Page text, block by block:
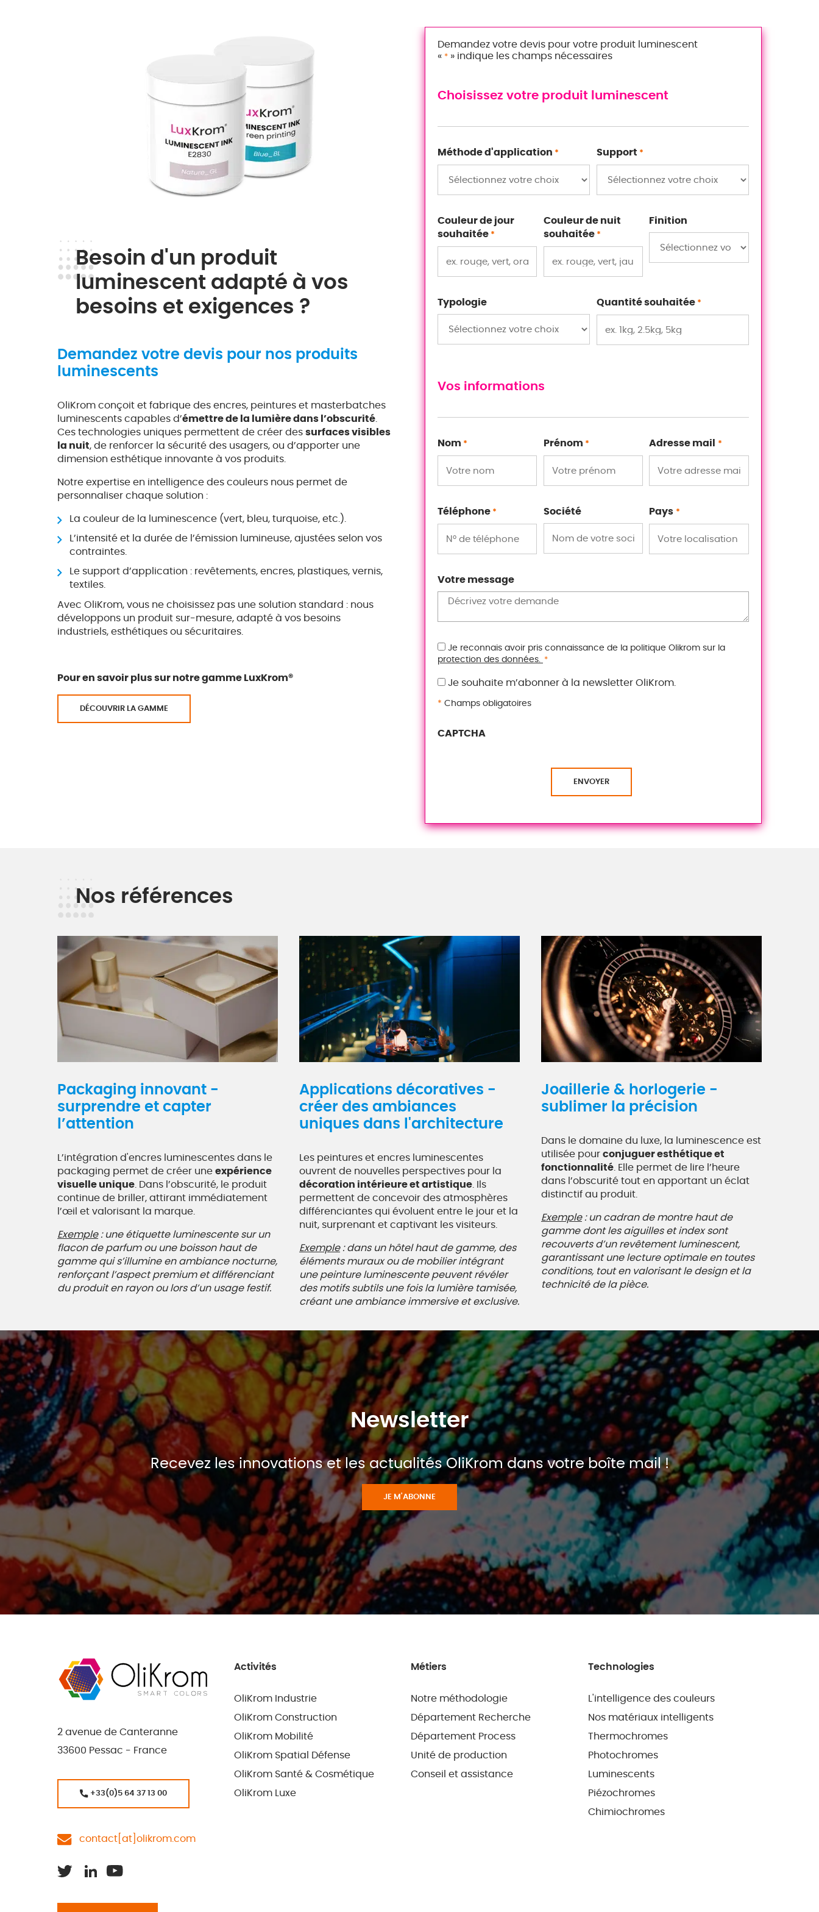
Besoin d'un produit
luminescent adapté à vos
besoins et exigences ?
Demandez votre devis pour nos produits
luminescents
OliKrom conçoit et fabrique des encres, peintures et masterbatches
luminescents capables d’émettre de la lumière dans l’obscurité.
Ces technologies uniques permettent de créer dessurfaces visibles
la nuit, de renforcer la sécurité des usagers, ou d’apporter une
dimension esthétique innovante à vos produits.
Notre expertise en intelligence des couleurs nous permet de
personnaliser chaque solution :
La couleur de la luminescence (vert, bleu, turquoise, etc.).
L’intensité et la durée de l’émission lumineuse, ajustées selon vos
contraintes.
Le support d’application : revêtements, encres, plastiques, vernis,
textiles.
Avec OliKrom, vous ne choisissez pas une solution standard : nous
développons un produit sur-mesure, adapté à vos besoins
industriels, esthétiques ou sécuritaires.
Pour en savoir plus sur notre gamme LuxKrom®
DÉCOUVRIR LA GAMME
Demandez votre devis pour votre produit luminescent
« * » indique les champs nécessaires
Choisissez votre produit luminescent
Méthode d'application * Support *
Couleur de jour
souhaitée *
Couleur de nuit
souhaitée *
Finition
Typologie Quantité souhaitée *
Vos informations
Nom * Prénom * Adresse mail *
Téléphone * Société Pays *
Votre message
RGPD
*
Je reconnais avoir pris connaissance de la politique Olikrom sur la
protection des données. *
Je souhaite m’abonner à la newsletter OliKrom.
* Champs obligatoires
CAPTCHA
ENVOYER
Nos références
Packaging innovant -
surprendre et capter
l’attention
L’intégration d'encres luminescentes dans le
packaging permet de créer uneexpérience
visuelle unique . Dans l’obscurité, le produit
continue de briller, attirant immédiatement
l’œil et valorisant la marque.
Exemple: une étiquette luminescente sur un
flacon de parfum ou une boisson haut de
gamme qui s’illumine en ambiance nocturne,
renforçant l’aspect premium et différenciant
du produit en rayon ou lors d’un usage festif.
Applications décoratives -
créer des ambiances
uniques dans l'architecture
Les peintures et encres luminescentes
ouvrent de nouvelles perspectives pour la
décoration intérieure et artistique . Ils
permettent de concevoir des atmosphères
différenciantes qui évoluent entre le jour et la
nuit, surprenant et captivant les visiteurs.
Exemple: dans un hôtel haut de gamme, des
éléments muraux ou de mobilier intégrant
une peinture luminescente peuvent révéler
des motifs subtils une fois la lumière tamisée,
créant une ambiance immersive et exclusive.
Joaillerie & horlogerie -
sublimer la précision
Dans le domaine du luxe, la luminescence est
utilisée pour conjuguer esthétique et
fonctionnalité. Elle permet de lire l’heure
dans l’obscurité tout en apportant un éclat
distinctif au produit.
Exemple: un cadran de montre haut de
gamme dont les aiguilles et index sont
recouverts d’un revêtement luminescent,
garantissant une lecture optimale en toutes
conditions, tout en valorisant le design et la
technicité de la pièce.
Newsletter
Recevez les innovations et les actualités OliKrom dans votre boîte mail !
JE M'ABONNE
2 avenue de Canteranne
33600 Pessac - France
+33(0)5 64 37 13 00
contact[at]olikrom.com
Activités
OliKrom Industrie
OliKrom Construction
OliKrom Mobilité
OliKrom Spatial Défense
OliKrom Santé & Cosmétique
OliKrom Luxe
Métiers
Notre méthodologie
Département Recherche
Département Process
Unité de production
Conseil et assistance
Technologies
L'intelligence des couleurs
Nos matériaux intelligents
Thermochromes
Photochromes
Luminescents
Piézochromes
Chimiochromes